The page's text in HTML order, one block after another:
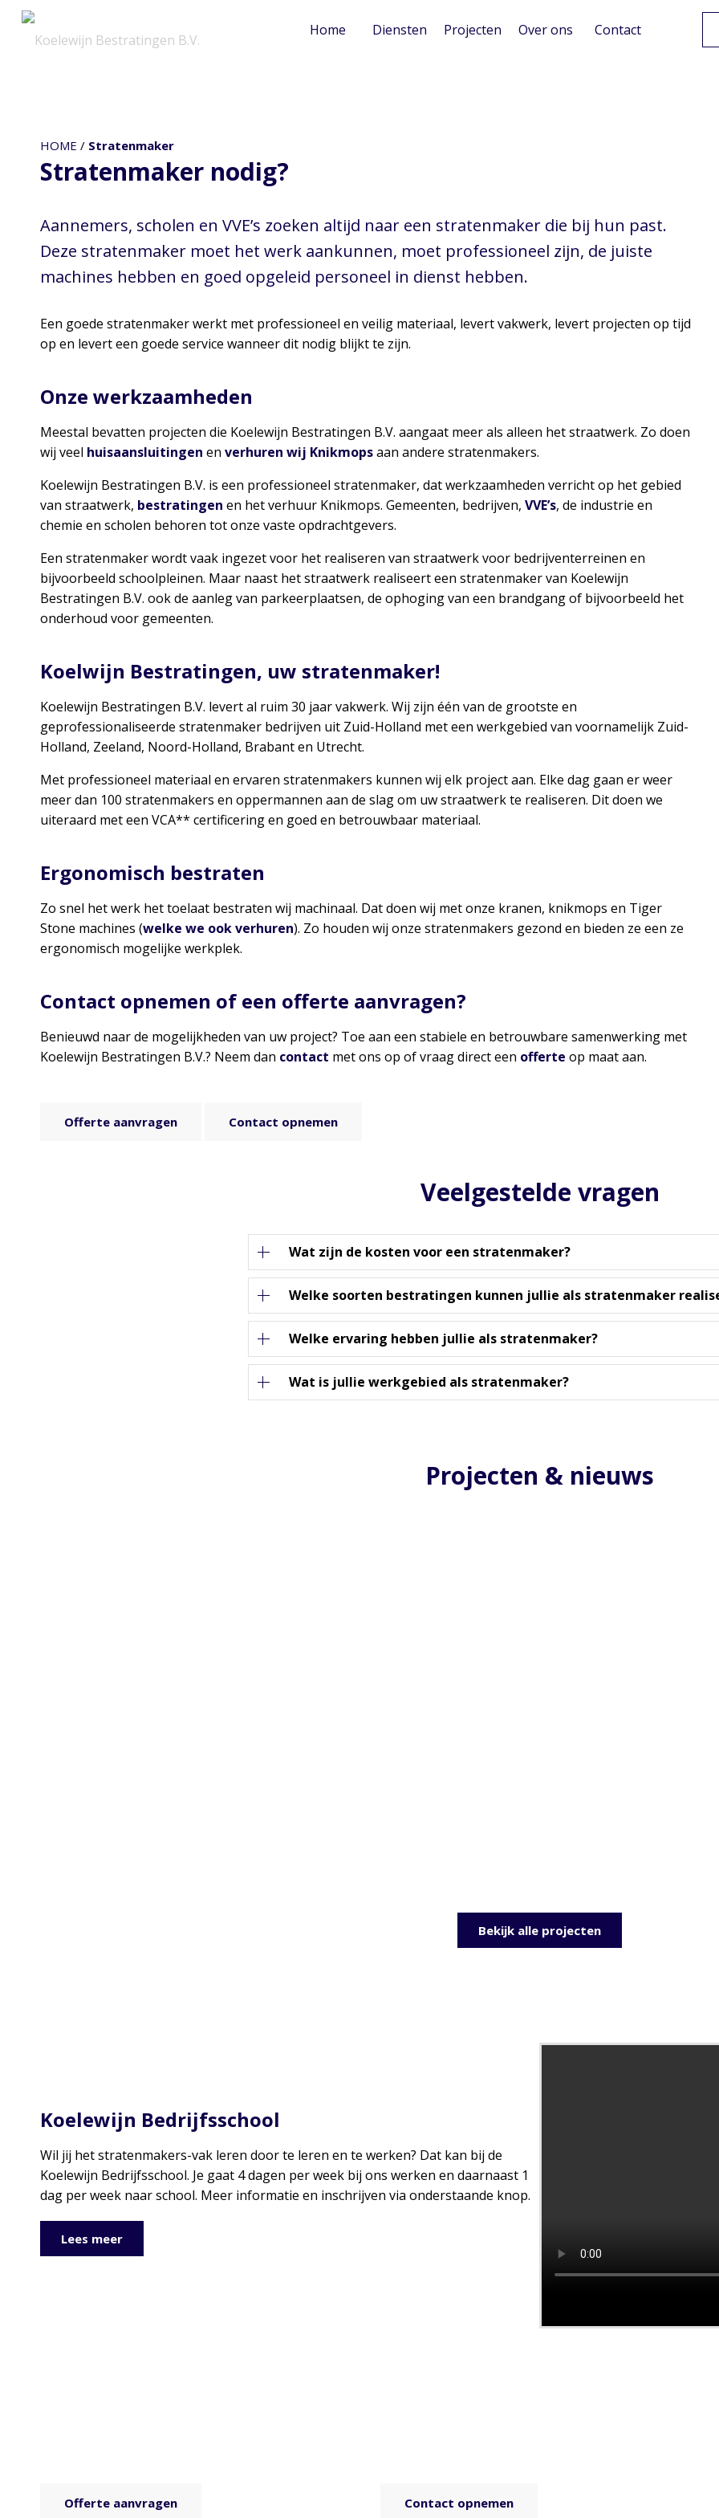
Home Diensten Projecten Over ons Contact
HOME / Stratenmaker
Stratenmaker nodig?
Aannemers, scholen en VVE’s zoeken altijd naar een stratenmaker die bij hun past.
Deze stratenmaker moet het werk aankunnen, moet professioneel zijn, de juiste
machines hebben en goed opgeleid personeel in dienst hebben.
Een goede stratenmaker werkt met professioneel en veilig materiaal, levert vakwerk, levert projecten op tijd
op en levert een goede service wanneer dit nodig blijkt te zijn.
Onze werkzaamheden
Meestal bevatten projecten die Koelewijn Bestratingen B.V. aangaat meer als alleen het straatwerk. Zo doen
wij veel huisaansluitingen en verhuren wij Knikmopsaan andere stratenmakers.
Koelewijn Bestratingen B.V. is een professioneel stratenmaker, dat werkzaamheden verricht op het gebied
van straatwerk, bestratingen en het verhuur Knikmops. Gemeenten, bedrijven, VVE’s, de industrie en
chemie en scholen behoren tot onze vaste opdrachtgevers.
Een stratenmaker wordt vaak ingezet voor het realiseren van straatwerk voor bedrijventerreinen en
bijvoorbeeld schoolpleinen. Maar naast het straatwerk realiseert een stratenmaker van Koelewijn
Bestratingen B.V. ook de aanleg van parkeerplaatsen, de ophoging van een brandgang of bijvoorbeeld het
onderhoud voor gemeenten.
Koelwijn Bestratingen, uw stratenmaker!
Koelewijn Bestratingen B.V. levert al ruim 30 jaar vakwerk. Wij zijn één van de grootste en
geprofessionaliseerde stratenmaker bedrijven uit Zuid-Holland met een werkgebied van voornamelijk Zuid-
Holland, Zeeland, Noord-Holland, Brabant en Utrecht.
Met professioneel materiaal en ervaren stratenmakers kunnen wij elk project aan. Elke dag gaan er weer
meer dan 100 stratenmakers en oppermannen aan de slag om uw straatwerk te realiseren. Dit doen we
uiteraard met een VCA** certificering en goed en betrouwbaar materiaal.
Ergonomisch bestraten
Zo snel het werk het toelaat bestraten wij machinaal. Dat doen wij met onze kranen, knikmops en Tiger
Stone machines (welke we ook verhuren). Zo houden wij onze stratenmakers gezond en bieden ze een ze
ergonomisch mogelijke werkplek.
Contact opnemen of een offerte aanvragen?
Benieuwd naar de mogelijkheden van uw project? Toe aan een stabiele en betrouwbare samenwerking met
Koelewijn Bestratingen B.V.? Neem dan contact met ons op of vraag direct een offerte op maat aan.
Offerte aanvragen Contact opnemen
Veelgestelde vragen
Wat zijn de kosten voor een stratenmaker?
Welke soorten bestratingen kunnen jullie als stratenmaker
Welke ervaring hebben jullie als stratenmaker?
Wat is jullie werkgebied als stratenmaker?
Projecten & nieuws
Bekijk alle projecten
Koelewijn Bedrijfsschool
Wil jij het stratenmakers-vak leren door te leren en te werken? Dat kan bij de
Koelewijn Bedrijfsschool. Je gaat 4 dagen per week bij ons werken en daarnaast 1
dag per week naar school. Meer informatie en inschrijven via onderstaande knop.
Lees meer
Offerte aanvragen Contact opnemen